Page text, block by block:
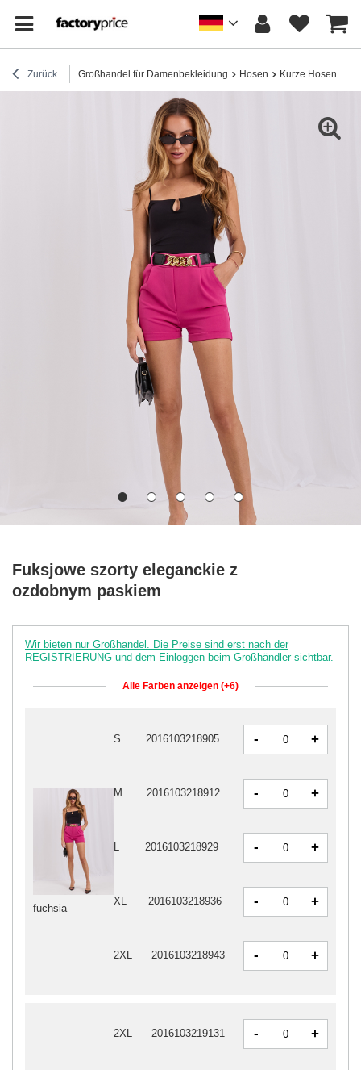
Zurück Großhandel für Damenbekleidung Hosen Kurze Hosen
Fuksjowe szorty eleganckie z
ozdobnym paskiem
Wir bieten nur Großhandel. Die Preise sind erst nach der
REGISTRIERUNG und dem Einloggen beim Großhändler sichtbar.
Alle Farben anzeigen (+6)
2XL 2016103219131 - +
fuchsia
S 2016103218905 - +
M 2016103218912 - +
L 2016103218929 - +
XL 2016103218936 - +
2XL 2016103218943 - +